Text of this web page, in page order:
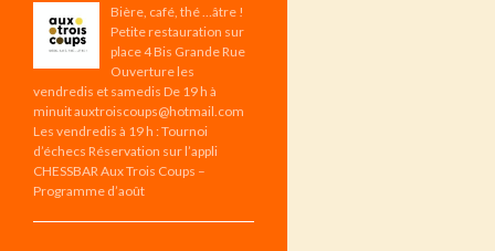
Bière, café, thé …âtre !
Petite restauration sur
place 4 Bis Grande Rue
Ouverture les
vendredis et samedis De 19 h à
minuit auxtroiscoups@hotmail.com
Les vendredis à 19 h : Tournoi
d’échecs Réservation sur l’appli
CHESSBAR Aux Trois Coups –
Programme d’août